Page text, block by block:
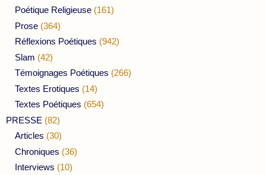
Poétique Religieuse (161)
Prose (364)
Réflexions Poétiques (942)
Slam (42)
Témoignages Poétiques (266)
Textes Erotiques (14)
Textes Poétiques (654)
PRESSE (82)
Articles (30)
Chroniques (36)
Interviews (10)